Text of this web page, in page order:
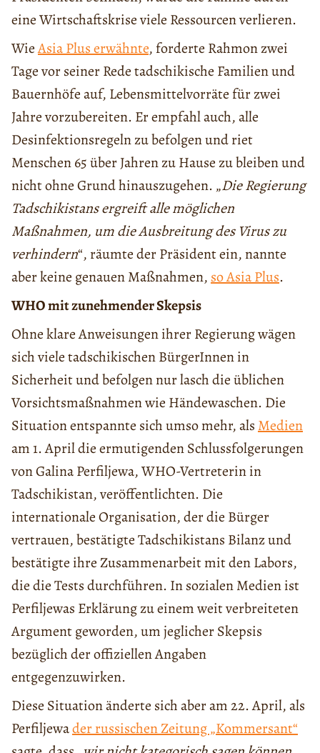
eine Wirtschaftskrise viele Ressourcen verlieren.
WieAsia Plus erwähnte, forderte Rahmon zwei
Tage vor seiner Rede tadschikische Familien und
Bauernhöfe auf, Lebensmittelvorräte für zwei
Jahre vorzubereiten. Er empfahl auch, alle
Desinfektionsregeln zu befolgen und riet
Menschen 65 über Jahren zu Hause zu bleiben und
nicht ohne Grund hinauszugehen. „Die Regierung
Tadschikistans ergreift alle möglichen
Maßnahmen, um die Ausbreitung des Virus zu
verhindern“, räumte der Präsident ein, nannte
aber keine genauen Maßnahmen, so Asia Plus.
WHO mit zunehmender Skepsis
Ohne klare Anweisungen ihrer Regierung wägen
sich viele tadschikischen BürgerInnen in
Sicherheit und befolgen nur lasch die üblichen
Vorsichtsmaßnahmen wie Händewaschen. Die
Situation entspannte sich umso mehr, als Medien
am 1. April die ermutigenden Schlussfolgerungen
von Galina Perfiljewa, WHO-Vertreterin in
Tadschikistan, veröffentlichten. Die
internationale Organisation, der die Bürger
vertrauen, bestätigte Tadschikistans Bilanz und
bestätigte ihre Zusammenarbeit mit den Labors,
die die Tests durchführen. In sozialen Medien ist
Perfiljewas Erklärung zu einem weit verbreiteten
Argument geworden, um jeglicher Skepsis
bezüglich der offiziellen Angaben
entgegenzuwirken.
Diese Situation änderte sich aber am 22. April, als
Perfiljewader russischen Zeitung „Kommersant“